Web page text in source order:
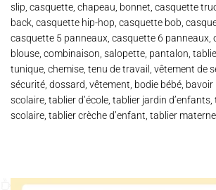
slip, casquette, chapeau, bonnet, casquette
back, casquette hip-hop, casquette bob,
casquette 5 panneaux, casquette 6 panneaux,
blouse, combinaison, salopette, pantalon,
tunique, chemise, tenu de travail, vêtement de
sécurité, dossard, vêtement, bodie bébé, bavoir
scolaire, tablier d’école, tablier jardin
scolaire, tablier crèche d’enfant, tablier